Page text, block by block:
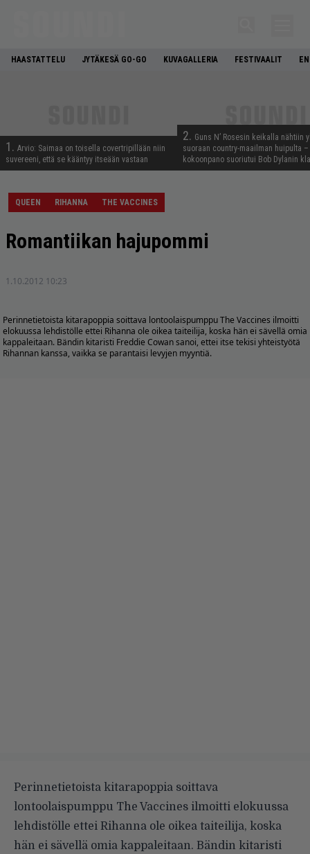
HAASTATTELU JYTÄKESÄ GO-GO KUVAGALLERIA FESTIVAALIT
1. Arvio: Saimaa on toisella covertripillään niin
suvereeni, että se kääntyy itseään vastaan
2. Guns N’ Rosesin keikalla nähtiin
suoraan country-maailman huipulta
kokoonpano suoriutui Bob Dylanin
QUEEN RIHANNA THE VACCINES
Romantiikan hajupommi
1.10.2012 10:23
Perinnetietoista kitarapoppia soittava lontoolaispumppu The Vaccines ilmoitti
elokuussa lehdistölle ettei Rihanna ole oikea taiteilija, koska hän ei sävellä omia
kappaleitaan. Bändin kitaristi Freddie Cowan sanoi, ettei itse tekisi yhteistyötä
Rihannan kanssa, vaikka se parantaisi levyjen myyntiä.
Perinnetietoista kitarapoppia soittava
lontoolaispumppu The Vaccines ilmoitti elokuussa
lehdistölle ettei Rihanna ole oikea taiteilija, koska
hän ei sävellä omia kappaleitaan. Bändin kitaristi